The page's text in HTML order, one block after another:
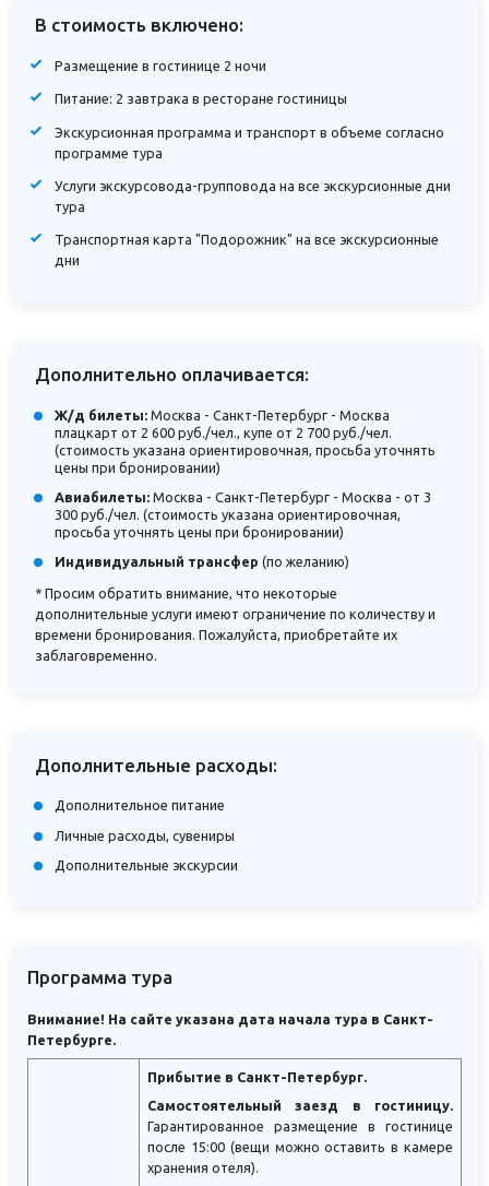
В стоимость включено:
Размещение в гостинице 2 ночи
Питание: 2 завтрака в ресторане гостиницы
Экскурсионная программа и транспорт в объеме согласно
программе тура
Услуги экскурсовода-групповода на все экскурсионные дни
тура
Транспортная карта "Подорожник" на все экскурсионные
дни
Дополнительно оплачивается:
Ж/д билеты: Москва - Санкт-Петербург - Москва
плацкарт от 2 600 руб./чел., купе от 2 700 руб./чел.
(стоимость указана ориентировочная, просьба уточнять
цены при бронировании)
Авиабилеты:Москва - Санкт-Петербург - Москва - от 3
300 руб./чел. (стоимость указана ориентировочная,
просьба уточнять цены при бронировании)
Индивидуальный трансфер (по желанию)
* Просим обратить внимание, что некоторые
дополнительные услуги имеют ограничение по количеству и
времени бронирования. Пожалуйста, приобретайте их
заблаговременно.
Дополнительные расходы:
Дополнительное питание
Личные расходы, сувениры
Дополнительные экскурсии
Программа тура
Внимание! На сайте указана дата начала тура в Санкт-
Петербурге.
Прибытие в Санкт-Петербург.
Самостоятельный заезд в гостиницу.
Гарантированное размещение в гостинице
после 15:00 (вещи можно оставить в камере
хранения отеля).